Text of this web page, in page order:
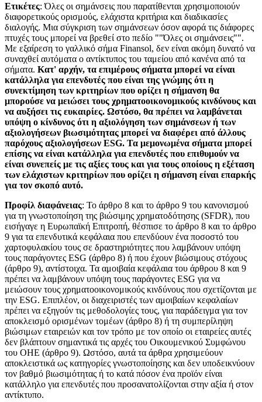
Ετικέτες: Όλες οι σημάνσεις που παρατίθενται χρησιμοποιούν
διαφορετικούς ορισμούς, ελάχιστα κριτήρια και διαδικασίες
διαλογής. Μια σύγκριση των σημάνσεων όσον αφορά τις διάφορες
πτυχές τους μπορεί να βρεθεί στο πεδίο ""Όλες οι σημάνσεις"".
Με εξαίρεση το γαλλικό σήμα Finansol, δεν είναι ακόμη δυνατό να
συναχθεί αυτόματα ο αντίκτυπος του ταμείου από κανένα από τα
σήματα. Κατ' αρχήν, τα επιμέρους σήματα μπορεί να είναι
κατάλληλα για επενδυτές που είναι της γνώμης ότι η
συνεκτίμηση των κριτηρίων που ορίζει η σήμανση θα
μπορούσε να μειώσει τους χρηματοοικονομικούς κινδύνους και
να αυξήσει τις ευκαιρίες. Ωστόσο, θα πρέπει να λαμβάνεται
υπόψη ο κίνδυνος ότι η αξιολόγηση των σημάνσεων ή των
αξιολογήσεων βιωσιμότητας μπορεί να διαφέρει από άλλους
παρόχους αξιολογήσεων ESG. Τα μεμονωμένα σήματα μπορεί
επίσης να είναι κατάλληλα για επενδυτές που επιθυμούν να
είναι συνεπείς με τις αξίες τους και για τους οποίους η εξέταση
των ελάχιστων κριτηρίων που ορίζει η σήμανση είναι επαρκής
για τον σκοπό αυτό.
Προφίλ διαφάνειας: Το άρθρο 8 και το άρθρο 9 του κανονισμού
για τη γνωστοποίηση της βιώσιμης χρηματοδότησης (SFDR), που
εισήγαγε η Ευρωπαϊκή Επιτροπή, θέσπισε το άρθρο 8 και το άρθρο
9 για τα επενδυτικά κεφάλαια που επενδύουν ένα ποσοστό του
χαρτοφυλακίου τους σε δραστηριότητες που λαμβάνουν υπόψη
τους παράγοντες ESG (άρθρο 8) ή που έχουν βιώσιμους στόχους
(άρθρο 9), αντίστοιχα. Τα αμοιβαία κεφάλαια του άρθρου 8 και 9
πρέπει να λαμβάνουν υπόψη τους παράγοντες ESG για να
μειώσουν τους χρηματοοικονομικούς κινδύνους που σχετίζονται με
την ESG. Επιπλέον, οι διαχειριστές των αμοιβαίων κεφαλαίων
πρέπει να εξηγούν τις μεθοδολογίες τους, για παράδειγμα για τον
αποκλεισμό ορισμένων τομέων (άρθρο 8) ή τη συμπερίληψη
βιώσιμων εταιρειών και τον τρόπο με τον οποίο οι εταιρείες αυτές
δεν βλάπτουν σημαντικά τις αρχές του Οικουμενικού Συμφώνου
του ΟΗΕ (άρθρο 9). Ωστόσο, αυτά τα άρθρα χρησιμεύουν
αποκλειστικά ως κατηγορίες γνωστοποίησης και δεν υποδεικνύουν
τον βαθμό βιωσιμότητας ή το κατά πόσον ένα προϊόν είναι
κατάλληλο για επενδυτές που προσανατολίζονται στην αξία ή στον
αντίκτυπο.